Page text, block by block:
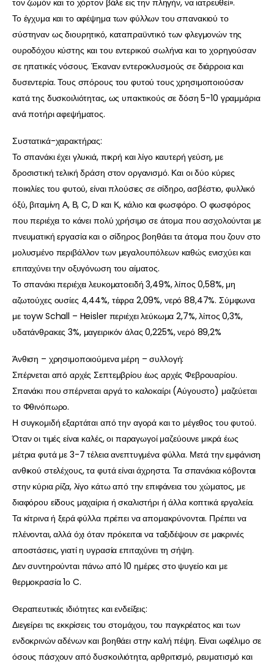
τον ζωμόν και το χόρτον βάλε εις την πληγήν, να ιατρευθεί».
Το έγχυμα και το αφέψημα των φύλλων του σπανακιού το
σύστηναν ως διουρητικό, καταπραϋντικό των φλεγμονών της
ουροδόχου κύστης και του εντερικού σωλήνα και το χορηγούσαν
σε ηπατικές νόσους. Έκαναν εντεροκλυσμούς σε διάρροια και
δυσεντερία. Τους σπόρους του φυτού τους χρησιμοποιούσαν
κατά της δυσκοιλιότητας, ως υπακτικούς σε δόση 5-10 γραμμάρια
ανά ποτήρι αφεψήματος.
Συστατικά-χαρακτήρας:
Το σπανάκι έχει γλυκιά, πικρή και λίγο καυτερή γεύση, με
δροσιστική τελική δράση στον οργανισμό. Και οι δύο κύριες
ποικιλίες του φυτού, είναι πλούσιες σε σίδηρο, ασβέστιο, φυλλικό
όξύ, βιταμίνη Α, Β, C, D και Κ, κάλιο και φωσφόρο. Ο φωσφόρος
που περιέχει το κάνει πολύ χρήσιμο σε άτομα που ασχολούνται με
πνευματική εργασία και ο σίδηρος βοηθάει τα άτομα που ζουν στο
μολυσμένο περιβάλλον των μεγαλουπόλεων καθώς ενισχύει και
επιταχύνει την οξυγόνωση του αίματος.
Το σπανάκι περιέχει λευκοματοειδή 3,49%, λίπος 0,58%, μη
αζωτούχες ουσίες 4,44%, τέφρα 2,09%, νερό 88,47%. Σύμφωνα
με τοyw Schall – Heisler περιέχει λεύκωμα 2,7%, λίπος 0,3%,
υδατάνθρακες 3%, μαγειρικόν άλας 0,225%, νερό 89,2%
Άνθιση – χρησιμοποιούμενα μέρη – συλλογή:
Σπέρνεται από αρχές Σεπτεμβρίου έως αρχές Φεβρουαρίου.
Σπανάκι που σπέρνεται αργά το καλοκαίρι (Αύγουστο) μαζεύεται
το Φθινόπωρο.
Η συγκομιδή εξαρτάται από την αγορά και το μέγεθος του φυτού.
Όταν οι τιμές είναι καλές, οι παραγωγοί μαζεύουνε μικρά έως
μέτρια φυτά με 3-7 τέλεια ανεπτυγμένα φύλλα. Μετά την εμφάνιση
ανθικού στελέχους, τα φυτά είναι άχρηστα. Τα σπανάκια κόβονται
στην κύρια ρίζα, λίγο κάτω από την επιφάνεια του χώματος, με
διαφόρου είδους μαχαίρια ή σκαλιστήρι ή άλλα κοπτικά εργαλεία.
Τα κίτρινα ή ξερά φύλλα πρέπει να απομακρύνονται. Πρέπει να
πλένονται, αλλά όχι όταν πρόκειται να ταξιδέψουν σε μακρινές
αποστάσεις, γιατί η υγρασία επιταχύνει τη σήψη.
Δεν συντηρούνται πάνω από 10 ημέρες στο ψυγείο και με
θερμοκρασία 1ο C.
Θεραπευτικές ιδιότητες και ενδείξεις:
Διεγείρει τις εκκρίσεις του στομάχου, του παγκρέατος και των
ενδοκρινών αδένων και βοηθάει στην καλή πέψη. Είναι ωφέλιμο σε
όσους πάσχουν από δυσκοιλιότητα, αρθριτισμό, ρευματισμό και